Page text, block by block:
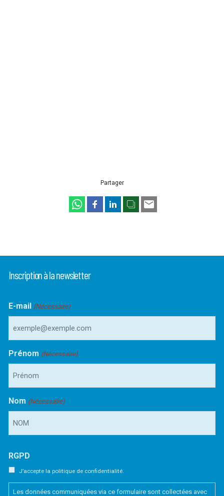
Partager
Inscription à la newsletter
E-mail (Nécessaire)
Prénom (Nécessaire)
Nom (Nécessaire)
RGPD
J’accepte la politique de confidentialité.
Les données communiquées via ce formulaire sont collectées avec